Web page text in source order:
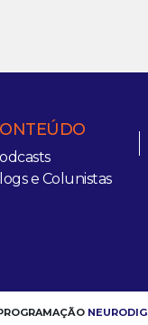
e Colunistas